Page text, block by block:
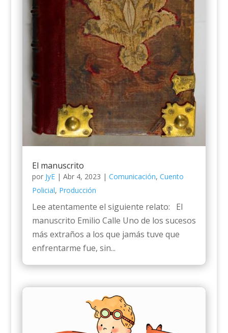
El manuscrito
por JyE| Abr 4, 2023 | Comunicación, Cuento
Policial, Producción
Lee atentamente el siguiente relato: El
manuscrito Emilio Calle Uno de los sucesos
más extraños a los que jamás tuve que
enfrentarme fue, sin...